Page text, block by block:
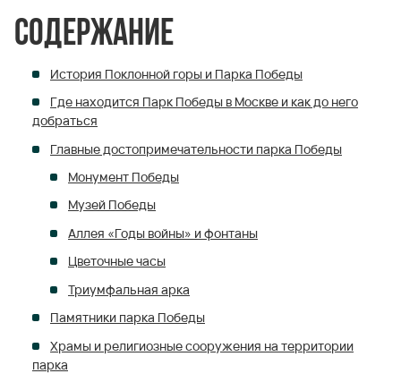
Содержание
История Поклонной горы и Парка Победы
Где находится Парк Победы в Москве и как до него
добраться
Главные достопримечательности парка Победы
Монумент Победы
Музей Победы
Аллея «Годы войны» и фонтаны
Цветочные часы
Триумфальная арка
Памятники парка Победы
Храмы и религиозные сооружения на территории
парка